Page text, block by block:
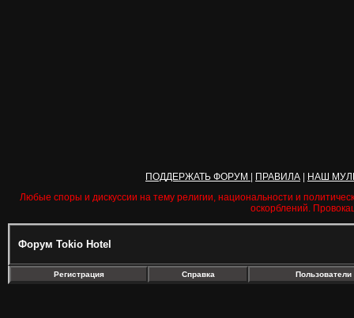
ПОДДЕРЖАТЬ ФОРУМ ПРАВИЛА
НАШ
Любые споры и дискуссии на тему религии, национальности и
оскорблений.
Форум Tokio Hotel
Регистрация Справка Пользователи